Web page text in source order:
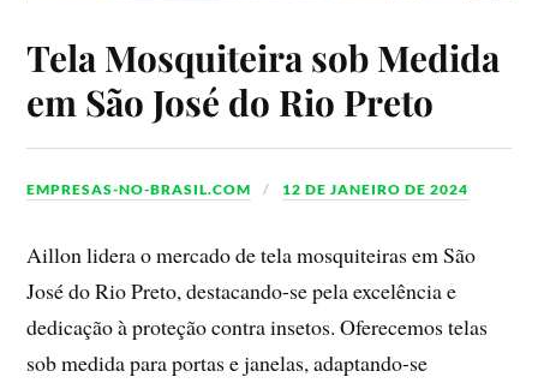
Tela Mosquiteira sob Medida
em São José do Rio Preto
EMPRESAS-NO-BRASIL.COM 12 DE JANEIRO DE 2024
Aillon lidera o mercado de tela mosquiteiras em São
José do Rio Preto, destacando-se pela excelência e
dedicação à proteção contra insetos. Oferecemos telas
sob medida para portas e janelas, adaptando-se